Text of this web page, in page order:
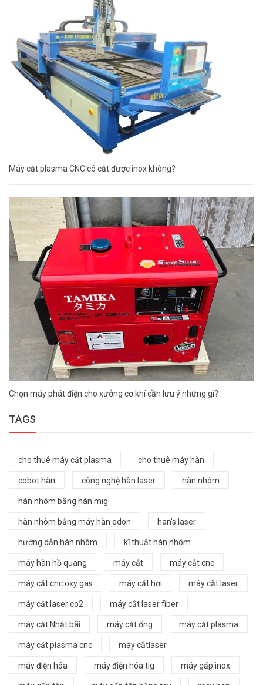
Máy cắt plasma CNC có cắt được inox không?
Chọn máy phát điện cho xưởng cơ khí cần lưu ý những gì?
TAGS
cho thuê máy cắt plasma cho thuê máy hàn
cobot hàn công nghệ hàn laser hàn nhôm
hàn nhôm bằng hàn mig
hàn nhôm bằng máy hàn edon han's laser
hướng dẫn hàn nhôm kĩ thuật hàn nhôm
máy hàn hồ quang máy cắt máy cắt cnc
máy cắt cnc oxy gas máy cắt hơi máy cắt laser
máy cắt laser co2 máy cắt laser fiber
máy cắt Nhật bãi máy cắt ống máy cắt plasma
máy cắt plasma cnc máy cắtlaser
máy điện hóa máy điện hóa tig máy gấp inox